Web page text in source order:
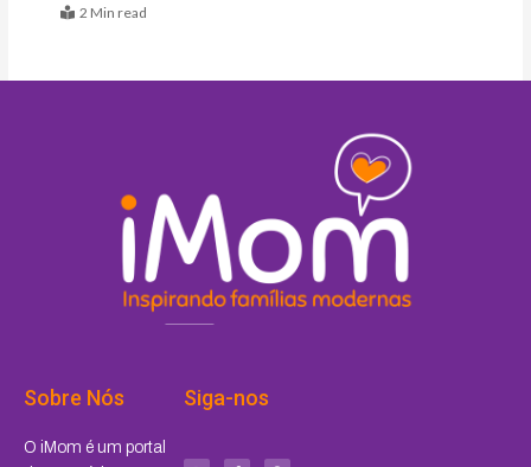
2 Min read
Sobre Nós
O iMom é um portal
Siga-nos
s
c
n